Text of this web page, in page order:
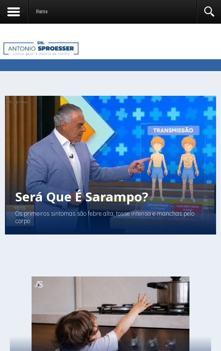
Home
Será Que É Sarampo?
Os primeiros sintomas são febre alta, tosse intensa e manchas pelo
corpo